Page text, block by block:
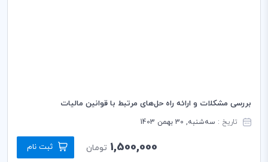
بررسی مشکلات و ارائه راه حل‌های مرتبط با قوانین مالیات
تاریخ : سه‌شنبه, 30 بهمن 1403
1,500,000 تومان ثبت نام